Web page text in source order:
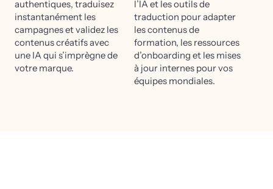
authentiques, traduisez
instantanément les
campagnes et validez les
contenus créatifs avec
une IA qui s’imprègne de
votre marque.
l’IA et les outils de
traduction pour adapter
les contenus de
formation, les ressources
d’onboarding et les mises
à jour internes pour vos
équipes mondiales.